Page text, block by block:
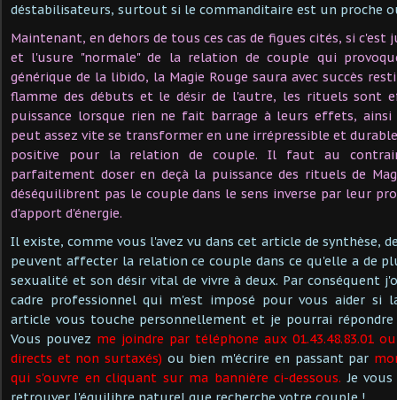
déstabilisateurs, surtout si le commanditaire est un proche
Maintenant, en dehors de tous ces cas de figues cités, si
et l'usure "normale" de la relation de couple qui
générique de la libido, la Magie Rouge saura avec succès
flamme des débuts et le désir de l'autre, les rituels sont
puissance lorsque rien ne fait barrage à leurs effets,
peut assez vite se transformer en une irrépressible et
positive pour la relation de couple. Il faut au
parfaitement doser en deçà la puissance des rituels de
déséquilibrent pas le couple dans le sens inverse par leur
d'apport d'énergie.
Il existe, comme vous l'avez vu dans cet article de synthèse,
peuvent affecter la relation ce couple dans ce qu'elle a de
sexualité et son désir vital de vivre à deux. Par conséquent
cadre professionnel qui m'est imposé pour vous aider si
article vous touche personnellement et je pourrai
Vous pouvez me joindre par téléphone aux 01.43.48.83.01 ou
directs et non surtaxés) ou bien m'écrire en passant par
qui s'ouvre en cliquant sur ma bannière ci-dessous. Je